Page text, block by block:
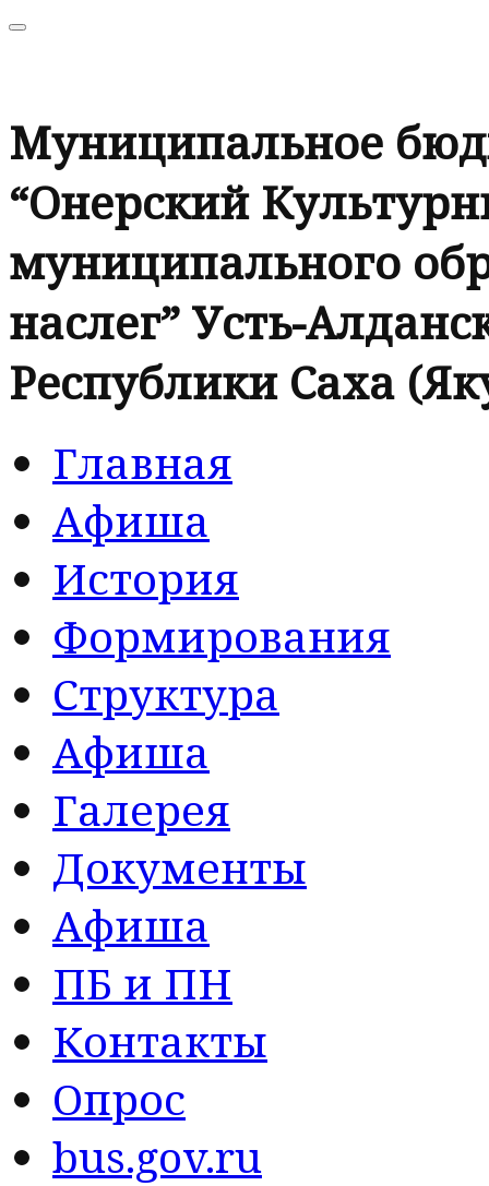
Муниципальное
“Онерский
муниципального
наслег” Усть-
Республики Саха
Главная
Афиша
История
Формирования
Структура
Афиша
Галерея
Документы
Афиша
ПБ и ПН
Контакты
Опрос
bus.gov.ru